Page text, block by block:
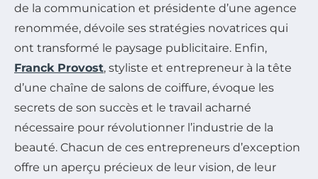
de la communication et présidente d’une agence
renommée, dévoile ses stratégies novatrices qui
ont transformé le paysage publicitaire. Enfin,
Franck Provost, styliste et entrepreneur à la tête
d’une chaîne de salons de coiffure, évoque les
secrets de son succès et le travail acharné
nécessaire pour révolutionner l’industrie de la
beauté. Chacun de ces entrepreneurs d’exception
offre un aperçu précieux de leur vision, de leur